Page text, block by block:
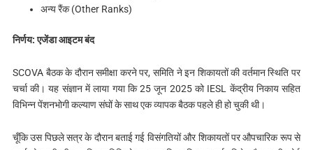
अन्य रैंक (Other Ranks)
निर्णय: एजेंडा आइटम बंद
SCOVA बैठक के दौरान समीक्षा करने पर, समिति ने इन शिकायतों की वर्तमान स्थिति पर
चर्चा की। यह संज्ञान में लाया गया कि 25 जून 2025 को IESL केंद्रीय निकाय सहित
विभिन्न पेंशनभोगी कल्याण संघों के साथ एक व्यापक बैठक पहले ही हो चुकी थी।
चूँकि उस पिछले सत्र के दौरान बताई गई विसंगतियों और शिकायतों पर औपचारिक रूप से